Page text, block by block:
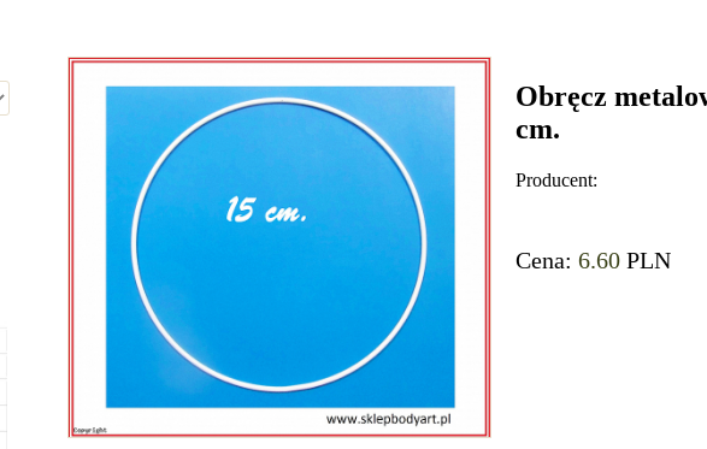
Obręcz
cm.
Producent:
Cena: 6.60 PLN